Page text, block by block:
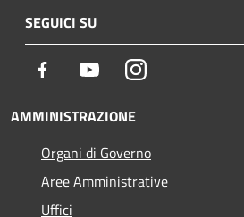
SEGUICI SU
Facebook YoutubeInstagram
AMMINISTRAZIONE
Organi di Governo
Aree Amministrative
Uffici